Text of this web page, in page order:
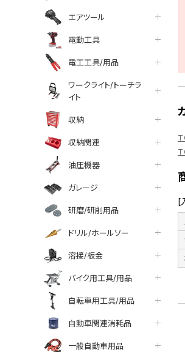
エアツール
電動工具
電工工具/用品
ワークライト/トーチラ
イト
収納
収納関連
油圧機器
ガレージ
研磨/研削用品
ドリル/ホールソー
溶接/板金
バイク用工具/用品
自転車用工具/用品
自動車関連消耗品
一般自動車用品
[